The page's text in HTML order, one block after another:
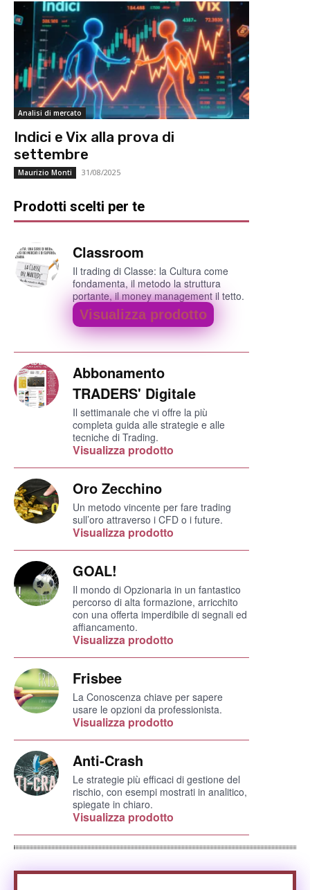
Analisi di mercato
Indici e Vix alla prova di
settembre
Maurizio Monti 31/08/2025
Prodotti scelti per te
Classroom
Il trading di Classe: la Cultura come
fondamenta, il metodo la struttura
portante, il money management il tetto.
Visualizza prodotto
Abbonamento
TRADERS' Digitale
Il settimanale che vi offre la più
completa guida alle strategie e alle
tecniche di Trading.
Visualizza prodotto
Oro Zecchino
Un metodo vincente per fare trading
sull’oro attraverso i CFD o i future.
Visualizza prodotto
GOAL!
Il mondo di Opzionaria in un fantastico
percorso di alta formazione, arricchito
con una offerta imperdibile di segnali ed
affiancamento.
Visualizza prodotto
Frisbee
La Conoscenza chiave per sapere
usare le opzioni da professionista.
Visualizza prodotto
Anti-Crash
Le strategie più efficaci di gestione del
rischio, con esempi mostrati in analitico,
spiegate in chiaro.
Visualizza prodotto